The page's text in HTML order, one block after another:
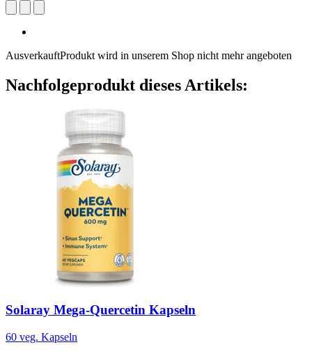
AusverkauftProdukt wird in unserem Shop nicht mehr angeboten
Nachfolgeprodukt dieses Artikels:
Solaray Mega-​Quercetin Kapseln
60 veg. Kapseln